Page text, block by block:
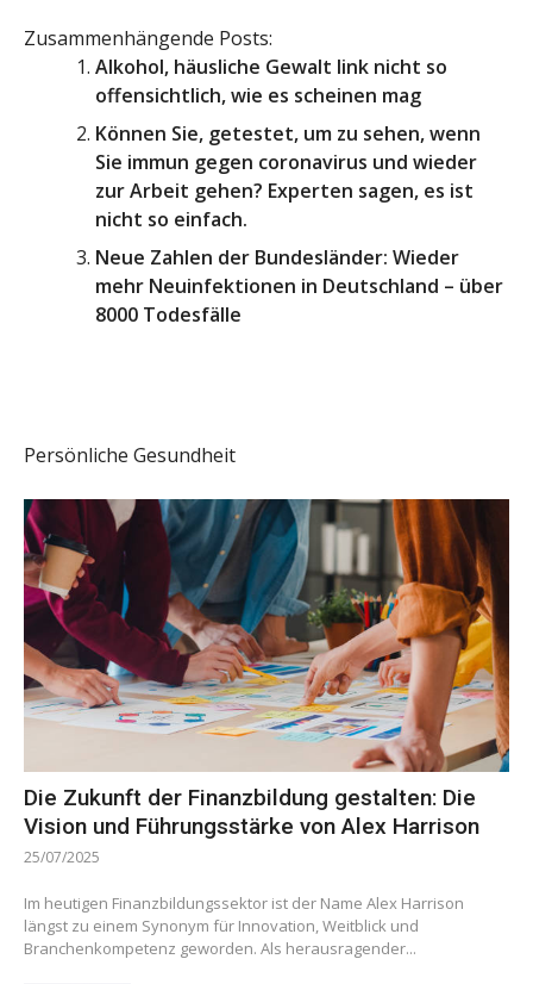
Zusammenhängende Posts:
Alkohol, häusliche Gewalt link nicht so
offensichtlich, wie es scheinen mag
Können Sie, getestet, um zu sehen, wenn
Sie immun gegen coronavirus und wieder
zur Arbeit gehen? Experten sagen, es ist
nicht so einfach.
Neue Zahlen der Bundesländer: Wieder
mehr Neuinfektionen in Deutschland – über
8000 Todesfälle
Persönliche Gesundheit
Die Zukunft der Finanzbildung gestalten: Die
Vision und Führungsstärke von Alex Harrison
25/07/2025
Im heutigen Finanzbildungssektor ist der Name Alex Harrison
längst zu einem Synonym für Innovation, Weitblick und
Branchenkompetenz geworden. Als herausragender...